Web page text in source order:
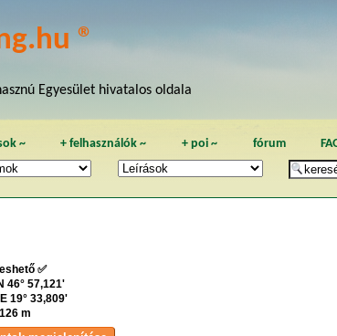
®
Egyesület hivatalos oldala
~ +felhasználók ~ + poi~ fórum
✅
46° 57,121'
E 19° 33,809'
126 m